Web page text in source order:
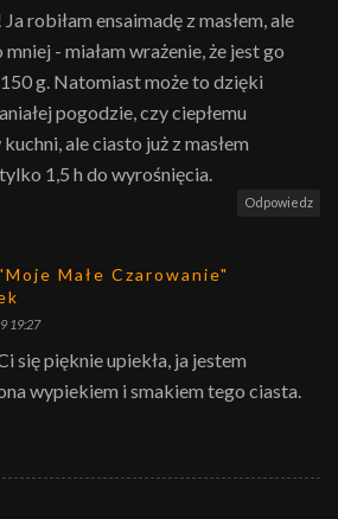
robiłam ensaimadę z masłem, ale
mniej - miałam wrażenie, że jest go
g. Natomiast może to dzięki
pogodzie, czy ciepłemu
ale ciasto już z masłem
1,5 h do wyrośnięcia.
Odpowiedz
Małe Czarowanie"
19:27
się pięknie upiekła, ja jestem
wypiekiem i smakiem tego ciasta.